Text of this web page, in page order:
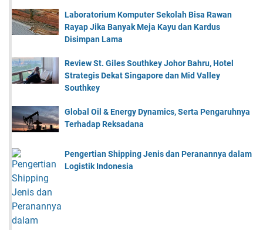
Laboratorium Komputer Sekolah Bisa Rawan
Rayap Jika Banyak Meja Kayu dan Kardus
Disimpan Lama
Review St. Giles Southkey Johor Bahru, Hotel
Strategis Dekat Singapore dan Mid Valley
Southkey
Global Oil & Energy Dynamics, Serta Pengaruhnya
Terhadap Reksadana
Pengertian Shipping Jenis dan Peranannya dalam
Logistik Indonesia